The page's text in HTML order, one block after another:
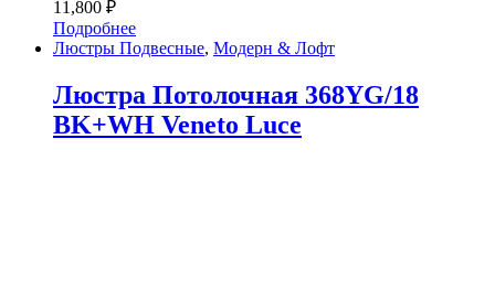
11,800 ₽
Подробнее
Люстры Подвесные, Модерн & Лофт
Люстра Потолочная 368YG/18
BK+WH Veneto Luce